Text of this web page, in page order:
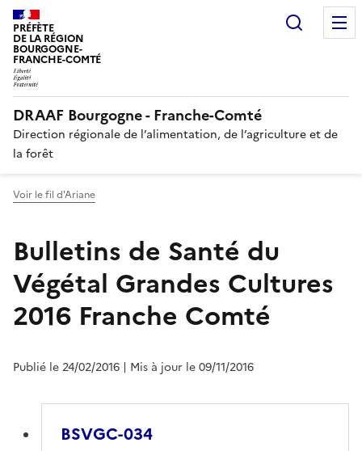
PRÉFÈTE
DE LA RÉGION
BOURGOGNE-
FRANCHE-COMTÉ
DRAAF Bourgogne - Franche-Comté
Direction régionale de l’alimentation, de l’agriculture et de
la forêt
Voir le fil d'Ariane
Bulletins de Santé du
Végétal Grandes Cultures
2016 Franche Comté
Publié le 24/02/2016 | Mis à jour le 09/11/2016
BSVGC-034